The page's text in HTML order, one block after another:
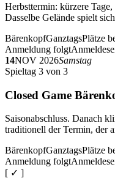
Herbsttermin: kürzere
Dasselbe Gelände spielt
BärenkopfGanztagsPlätze
Anmeldung folgt
14NOV 2026Samstag
Spieltag 3 von 3
Closed Game
Saisonabschluss. Danach
traditionell der Termin, der
BärenkopfGanztagsPlätze
Anmeldung folgt
[ ✓ ]